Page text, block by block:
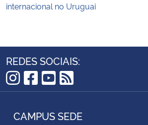
internacional no Uruguai
REDES SOCIAIS:
Instagram
Facebook
YouTube
RSS
CAMPUS SEDE